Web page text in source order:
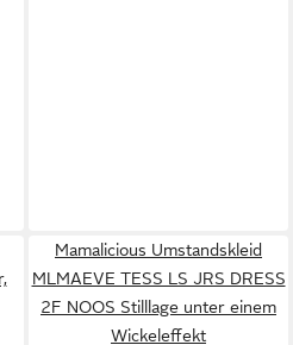
Mamalicious Umstandskleid
MLMAEVE TESS LS JRS DRESS
2F NOOS Stilllage unter einem
Wickeleffekt